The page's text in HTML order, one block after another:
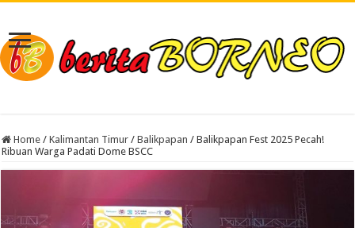
Home / Kalimantan Timur / Balikpapan / Balikpapan Fest 2025 Pecah!
Ribuan Warga Padati Dome BSCC